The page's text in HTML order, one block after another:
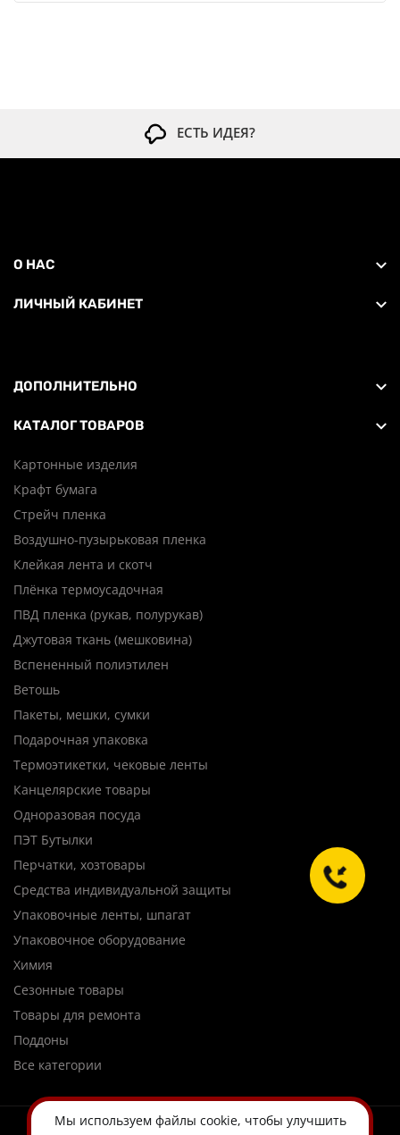
ЕСТЬ ИДЕЯ?
О НАС
ЛИЧНЫЙ КАБИНЕТ
ДОПОЛНИТЕЛЬНО
КАТАЛОГ ТОВАРОВ
Картонные изделия
Крафт бумага
Стрейч пленка
Воздушно-пузырьковая пленка
Клейкая лента и скотч
Плёнка термоусадочная
ПВД пленка (рукав, полурукав)
Джутовая ткань (мешковина)
Вспененный полиэтилен
Ветошь
Пакеты, мешки, сумки
Подарочная упаковка
Термоэтикетки, чековые ленты
Канцелярские товары
Одноразовая посуда
ПЭТ Бутылки
Перчатки, хозтовары
Средства индивидуальной защиты
Упаковочные ленты, шпагат
Упаковочное оборудование
Химия
Сезонные товары
Товары для ремонта
Поддоны
Все категории
Мы используем файлы cookie, чтобы улучшить